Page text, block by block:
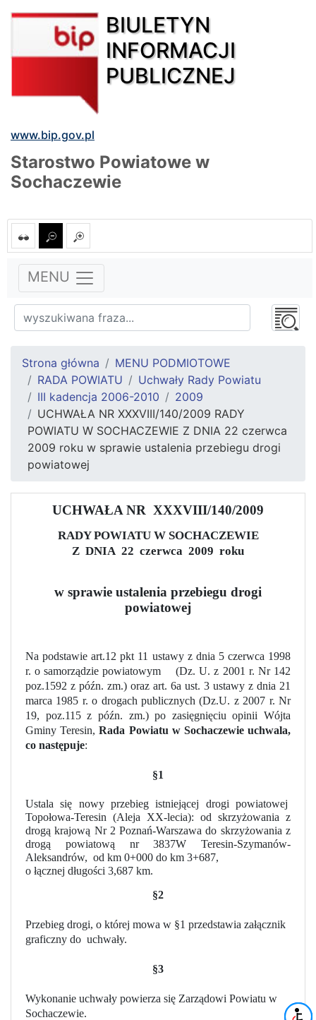
BIULETYN
INFORMACJI
PUBLICZNEJ
www.bip.gov.pl
Starostwo Powiatowe w
Sochaczewie
MENU
Strona główna
MENU PODMIOTOWE
RADA POWIATU
Uchwały Rady Powiatu
III kadencja 2006-2010
2009
UCHWAŁA NR XXXVIII/140/2009 RADY
POWIATU W SOCHACZEWIE Z DNIA 22 czerwca
2009 roku w sprawie ustalenia przebiegu drogi
powiatowej
UCHWAŁA NR XXXVIII/140/2009
RADY POWIATU W SOCHACZEWIE
Z DNIA 22 czerwca 2009 roku
w sprawie ustalenia przebiegu drogi
powiatowej
Na podstawie art.12 pkt 11 ustawy z dnia 5 czerwca 1998
r. o samorządzie powiatowym
(Dz. U. z 2001 r. Nr 142
poz.1592 z późn. zm.) oraz art. 6a ust. 3 ustawy z dnia 21
marca 1985 r. o drogach publicznych (Dz.U. z 2007 r. Nr
19, poz.115 z późn. zm.) po zasięgnięciu opinii Wójta
Gminy Teresin,Rada Powiatu w Sochaczewie uchwala,
co następuje:
§1
Ustala się nowy przebieg istniejącej drogi powiatowej
Topołowa-Teresin (Aleja XX-lecia): od skrzyżowania z
drogą krajową Nr 2 Poznań-Warszawa do skrzyżowania z
drogą powiatową nr 3837W Teresin-Szymanów-
Aleksandrów, od km 0+000 do km 3+687,
o łącznej długości 3,687 km.
§2
Przebieg drogi, o której mowa w §1 przedstawia załącznik
graficzny do uchwały.
§3
Wykonanie uchwały powierza się Zarządowi Powiatu w
Sochaczewie.